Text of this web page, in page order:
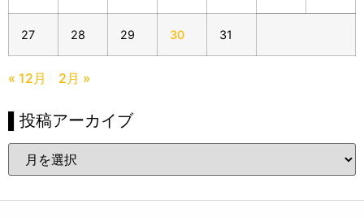
27 28 29 30 31
« 12月 2月 »
▌投稿アーカイブ